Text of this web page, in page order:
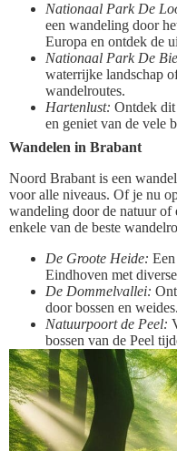
Nationaal Park De
een wandeling door
Europa en ontdek de
Nationaal Park De
waterrijke landschap
wandelroutes.
Hartenlust: Ontdek
en geniet van de vele
Wandelen in Brabant
Noord Brabant is een
voor alle niveaus. Of je nu
wandeling door de natuur of
enkele van de beste
De Groote Heide:
Eindhoven met
De Dommelvallei:
door bossen en weides.
Natuurpoort de Peel:
bossen van de Peel